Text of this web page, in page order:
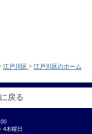
江戸川区 > 江戸川区のホーム
戻る
4木曜日